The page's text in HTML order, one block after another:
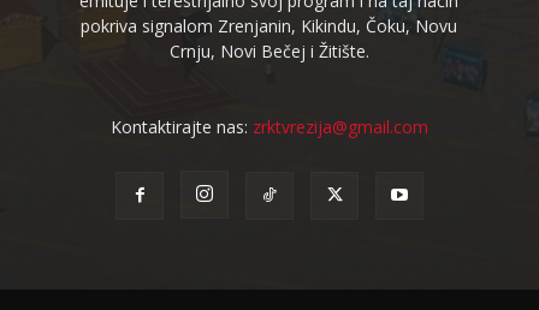
pokriva signalom Zrenjanin, Kikindu, Čoku, Novu
Crnju, Novi Bečej i Žitište.
Kontaktirajte nas: zrktvrezija@gmail.com